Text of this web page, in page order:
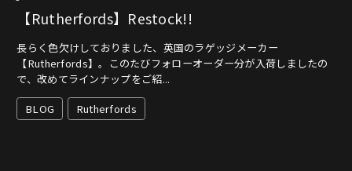
【Rutherfords】Restock!!
長らく色欠けしておりました、英国のラゲッジメーカー
【Rutherfords】。このたびフォローオーダー分が入荷しましたの
で、改めてラインナップをご紹...
BLOG Rutherfords